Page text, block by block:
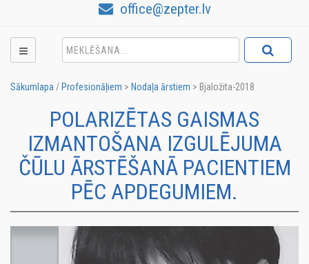
office@zepter.lv
Sākumlapa / Profesionāļiem > Nodaļa ārstiem > Bjaložita-2018
POLARIZĒTAS GAISMAS
IZMANTOŠANA IZGULĒJUMA
ČŪLU ĀRSTĒŠANĀ PACIENTIEM
PĒC APDEGUMIEM.